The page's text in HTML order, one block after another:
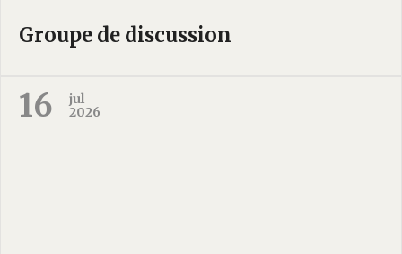
Groupe de discussion
16
jul
2026